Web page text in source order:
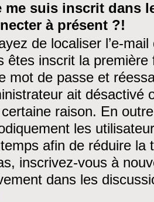
me suis inscrit dans
à présent ?!
de localiser l’e-
êtes inscrit la première
mot de passe et
ait désactivé
raison. En
les
afin de réduire la
inscrivez-vous à
dans les